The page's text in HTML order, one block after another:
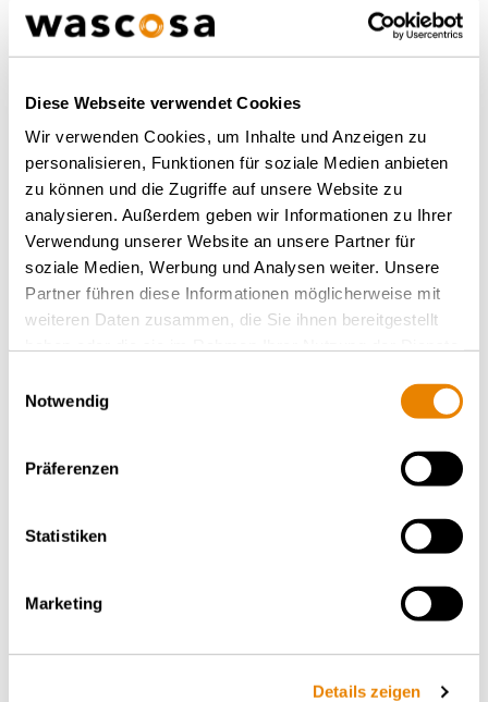
Diese Webseite verwendet Cookies
Wir verwenden Cookies, um Inhalte und Anzeigen zu
personalisieren, Funktionen für soziale Medien anbieten
zu können und die Zugriffe auf unsere Website zu
analysieren. Außerdem geben wir Informationen zu Ihrer
Verwendung unserer Website an unsere Partner für
soziale Medien, Werbung und Analysen weiter. Unsere
Partner führen diese Informationen möglicherweise mit
weiteren Daten zusammen, die Sie ihnen bereitgestellt
Notwendig
Präferenzen
Statistiken
Marketing
Details zeigen
Chemiekesselwagen Zacns
Edelstahl 70m³ , Zacns
CHEMIE
Chemiekesselwagen Zans
CHEMIE